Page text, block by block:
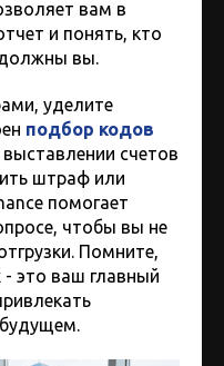
вам в
и понять, кто
вы.
уделите
подбор кодов
счетов
штраф или
помогает
чтобы вы не
Помните,
это ваш главный